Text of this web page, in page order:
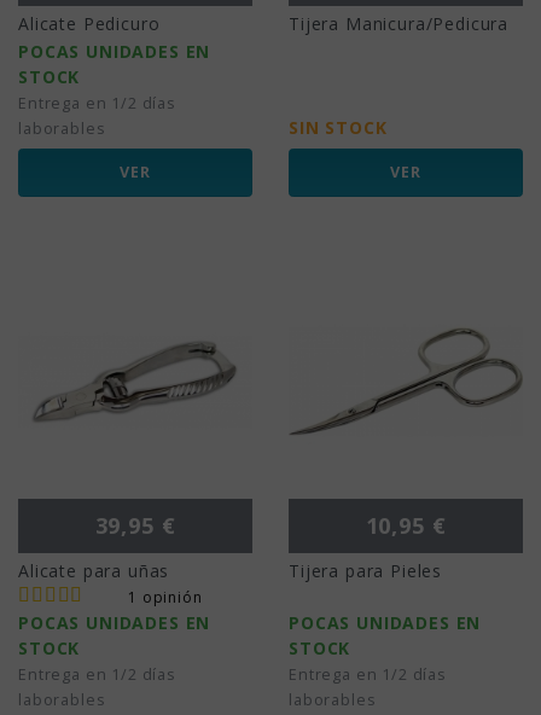
Alicate Pedicuro
POCAS UNIDADES EN
STOCK
Entrega en 1/2 días
laborables
VER
Tijera Manicura/Pedicura
SIN STOCK
VER
Precio
39,95 €
Alicate para uñas
1 opinión
POCAS UNIDADES EN
STOCK
Entrega en 1/2 días
laborables
Precio
10,95 €
Tijera para Pieles
POCAS UNIDADES EN
STOCK
Entrega en 1/2 días
laborables